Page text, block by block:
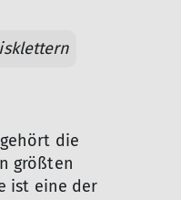
die
größten
ist eine der